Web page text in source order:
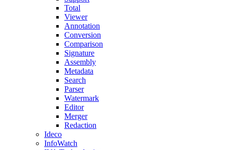
Total
Viewer
Annotation
Conversion
Comparison
Signature
Assembly
Metadata
Search
Parser
Watermark
Editor
Merger
Redaction
Ideco
InfoWatch